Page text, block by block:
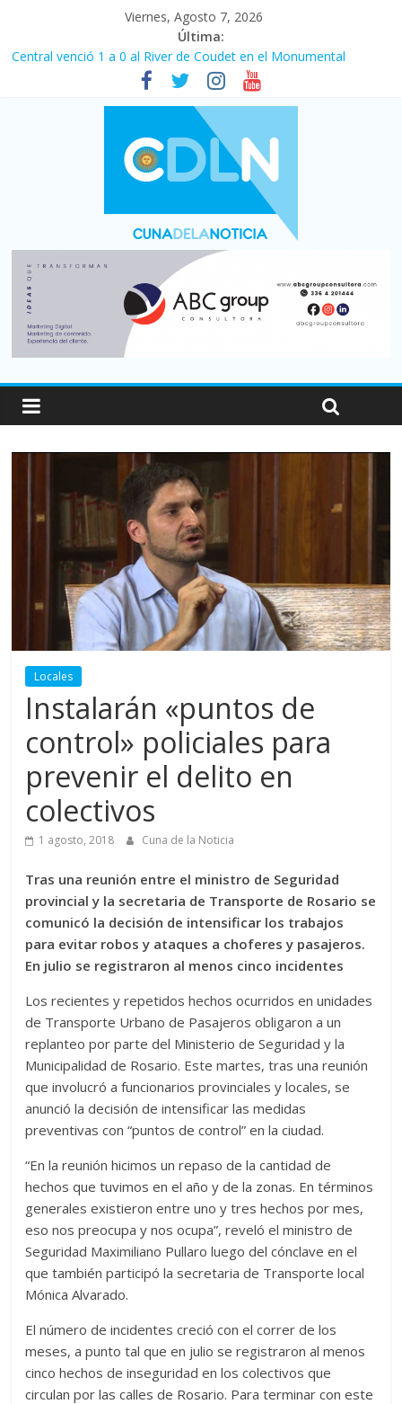
Viernes, Agosto 7, 2026
Última:
Central venció 1 a 0 al River de Coudet en el Monumental
La morosidad alcanzó su nivel más alto en dos décadas y ya
afecta a 400 mil deudores en Santa Fe
Desde que asumió Milei cerraron 41.000 kioscos: el sector
denuncia crisis como en 2001
Vacaciones de invierno con más movimiento y consumo
turístico: 4,6 millones de personas viajaron por el país, un 5,9%
Fuerte caída de la venta de autos usados en julio: bajó un 12,6%
Locales
Instalarán «puntos de
control» policiales para
prevenir el delito en
colectivos
1 agosto, 2018 Cuna de la Noticia
Tras una reunión entre el ministro de Seguridad
provincial y la secretaria de Transporte de Rosario se
comunicó la decisión de intensificar los trabajos
para evitar robos y ataques a choferes y pasajeros.
En julio se registraron al menos cinco incidentes
Los recientes y repetidos hechos ocurridos en unidades
de Transporte Urbano de Pasajeros obligaron a un
replanteo por parte del Ministerio de Seguridad y la
Municipalidad de Rosario. Este martes, tras una reunión
que involucró a funcionarios provinciales y locales, se
anunció la decisión de intensificar las medidas
preventivas con “puntos de control” en la ciudad.
“En la reunión hicimos un repaso de la cantidad de
hechos que tuvimos en el año y de la zonas. En términos
generales existieron entre uno y tres hechos por mes,
eso nos preocupa y nos ocupa”, reveló el ministro de
Seguridad Maximiliano Pullaro luego del cónclave en el
que también participó la secretaria de Transporte local
Mónica Alvarado.
El número de incidentes creció con el correr de los
meses, a punto tal que en julio se registraron al menos
cinco hechos de inseguridad en los colectivos que
circulan por las calles de Rosario. Para terminar con este